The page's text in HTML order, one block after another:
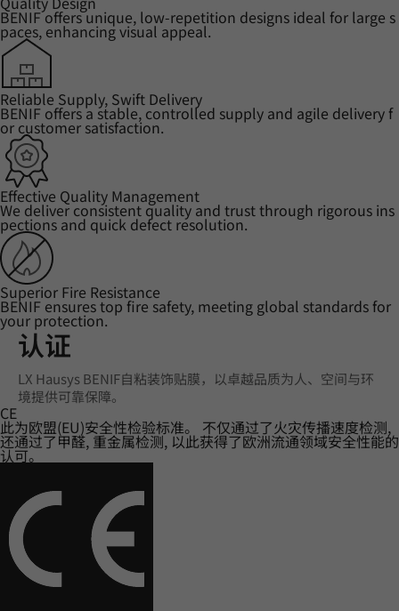
BENIF offers unique, low-repetition designs ideal for large s
paces, enhancing visual appeal.
Reliable Supply, Swift Delivery
BENIF offers a stable, controlled supply and agile delivery f
or customer satisfaction.
Effective Quality Management
We deliver consistent quality and trust through rigorous ins
pections and quick defect resolution.
Superior Fire Resistance
BENIF ensures top fire safety, meeting global standards for
your protection.
认证
LX Hausys BENIF自粘装饰贴膜，以卓越品质为人、空间与环
境提供可靠保障。
CE
此为欧盟(EU)安全性检验标准。 不仅通过了火灾传播速度检测,
还通过了甲醛, 重金属检测, 以此获得了欧洲流通领域安全性能的
认可。